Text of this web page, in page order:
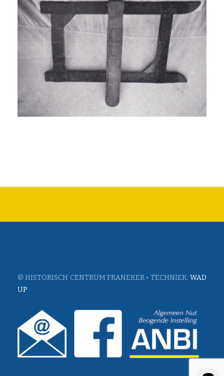
© HISTORISCH CENTRUM FRANEKER • TECHNIEK: WAD
UP